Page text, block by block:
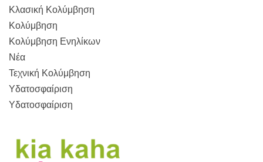
Κλασική Κολύμβηση
Κολύμβηση
Κολύμβηση Ενηλίκων
Νέα
Τεχνική Κολύμβηση
Υδατοσφαίριση
Υδατοσφαίριση